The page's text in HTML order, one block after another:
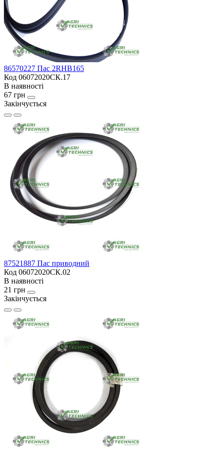
86570227 Пас 2RHB165
Код 06072020СК.17
В наявності
67 грн
Закінчується
87521887 Пас приводний
Код 06072020СК.02
В наявності
21 грн
Закінчується